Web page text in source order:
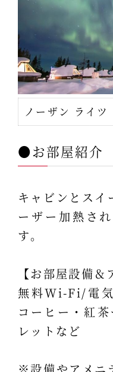
ノーザン ライ
●お部屋紹介
キャビンとスイ
ーザー加熱さ
す。
【お部屋設備＆
無料Wi-Fi/電
コーヒー・紅
レットなど
※設備やアメニ